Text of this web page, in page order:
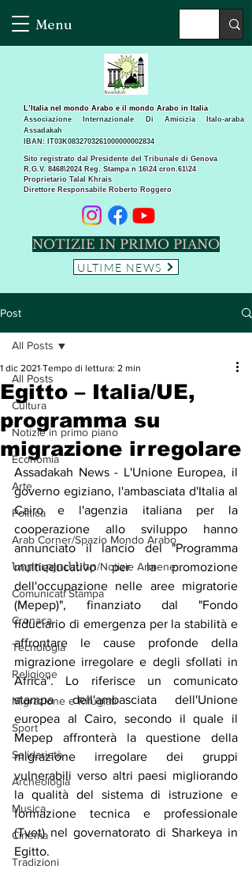
Menu
Sito registrato dal Presidente del Tribunale di Genova
R.G.V. 8468\2024 Reg. Stampa n 16\24 cron.61\24 ​
Proprietario Talal Khrais
Direttore Responsabile Roberto Roggero
L’Italia nel mondo Arabo e il mondo Arabo in Italia
Associazione Internazionale Di Amicizia Italo-araba
Assadakah
IBAN: IT03K0832703261000000002834
NOTIZIE IN PRIMO PIANO
ULTIME NEWS
Post
All Posts
Cultura
Notizie in primo piano
Economia
Arte
Politica
Arab Corner/Spazio Mondo Arabo
Նորություններ/Notizie Armene
Comunicati Stampa
Cronaca
Tecnologia
Religione
Migrazione e Rifugiati
Sport
Solidarietà
Archeologia
Musica
Cinema
Tradizioni
All Posts
Egitto – Italia/UE,
programma su
migrazione irregolare
1 dic 2021 Tempo di lettura: 2 min
Assadakah News - L'Unione Europea, il
governo egiziano, l'ambasciata d'Italia al
Cairo e l'agenzia italiana per la
cooperazione allo sviluppo hanno
annunciato il lancio del "Programma
multieducativo per la promozione
dell'occupazione nelle aree migratorie
(Mepep)", finanziato dal "Fondo
fiduciario di emergenza per la stabilità e
affrontare le cause profonde della
migrazione irregolare e degli sfollati in
Africa". Lo riferisce un comunicato
stampa dell'ambasciata dell'Unione
europea al Cairo, secondo il quale il
Mepep affronterà la questione della
migrazione irregolare dei gruppi
vulnerabili verso altri paesi migliorando
la qualità del sistema di istruzione e
formazione tecnica e professionale
(Tvet) nel governatorato di Sharkeya in
Egitto.